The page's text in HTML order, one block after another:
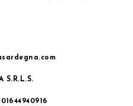
S.R.L.S.